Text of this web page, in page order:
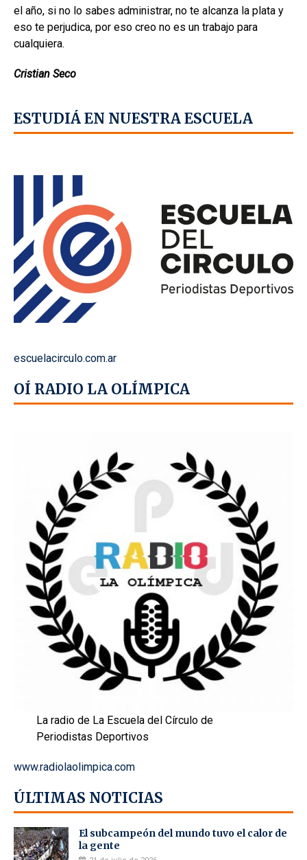
el año, si no lo sabes administrar, no te alcanza la plata y
eso te perjudica, por eso creo no es un trabajo para
cualquiera.
Cristian Seco
ESTUDIÁ EN NUESTRA ESCUELA
escuelacirculo.com.ar
OÍ RADIO LA OLÍMPICA
La radio de La Escuela del Círculo de
Periodistas Deportivos
www.radiolaolimpica.com
ÚLTIMAS NOTICIAS
El subcampeón del mundo tuvo el calor de
la gente